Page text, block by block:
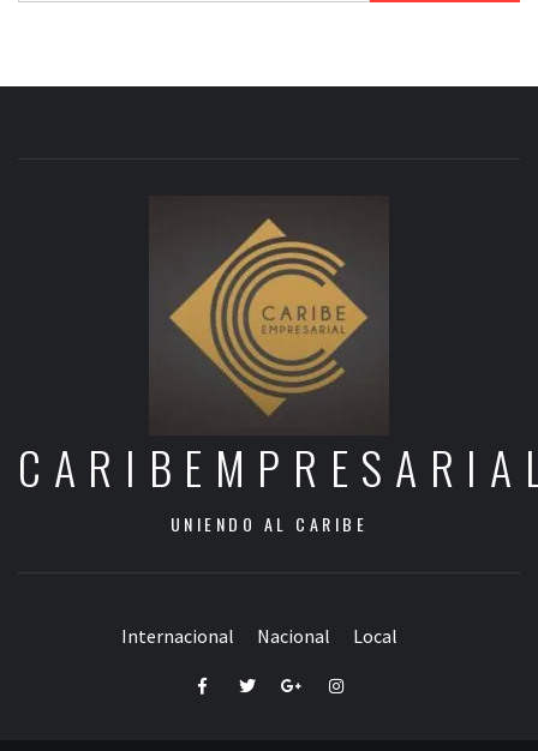
UNIENDO AL CARIBE
Internacional Nacional Local
FacebookTwitterGoogle+Instagram